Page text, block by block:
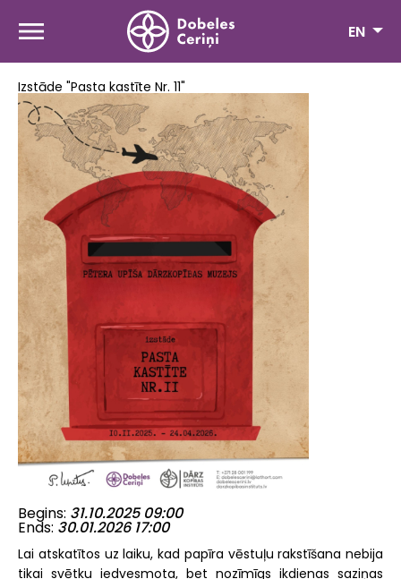
main EN
Izstāde "Pasta kastīte Nr. 11"
Begins 31.10.2025 09:00
Ends 30.01.2026 17:00
Lai atskatītos uz laiku, kad papīra vēstuļu rakstīšana nebija
tikai svētku iedvesmota, bet nozīmīgs ikdienas saziņas